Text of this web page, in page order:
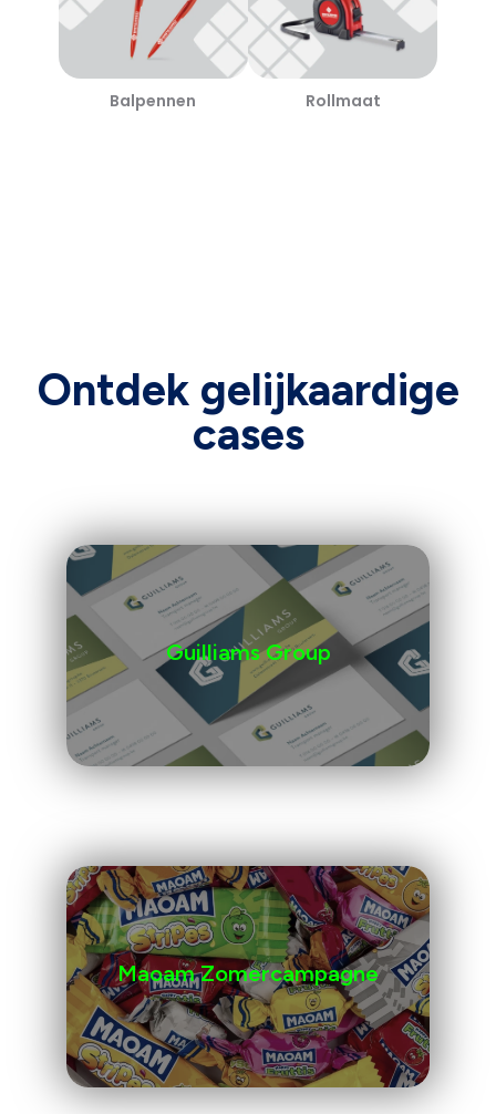
Balpennen Rollmaat
Ontdek gelijkaardige
cases
Guilliams Group
Maoam Zomercampagne